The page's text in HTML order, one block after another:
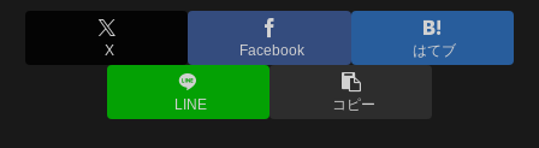
X Facebook はてブ
LINE コピー